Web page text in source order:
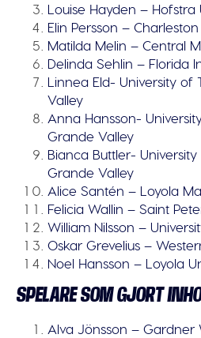
Louise Hayden – Hofstra
Elin Persson –
Matilda Melin – Central
Delinda Sehlin – Florida
Linnea Eld- University of
Valley
Anna Hansson-
Grande Valley
Bianca Buttler-
Grande Valley
Alice Santén – Loyola
Felicia Wallin – Saint
William Nilsson –
Oskar Grevelius –
Noel Hansson – Loyola
SPELARE SOM GJORT
Alva Jönsson – Gardner